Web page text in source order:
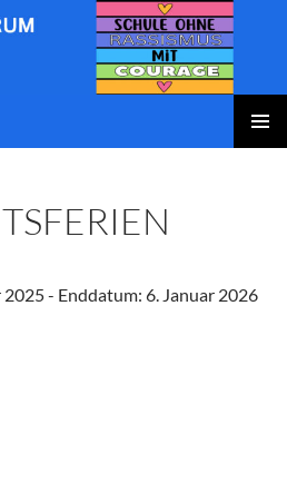
2025- Enddatum: 6. Januar 2026